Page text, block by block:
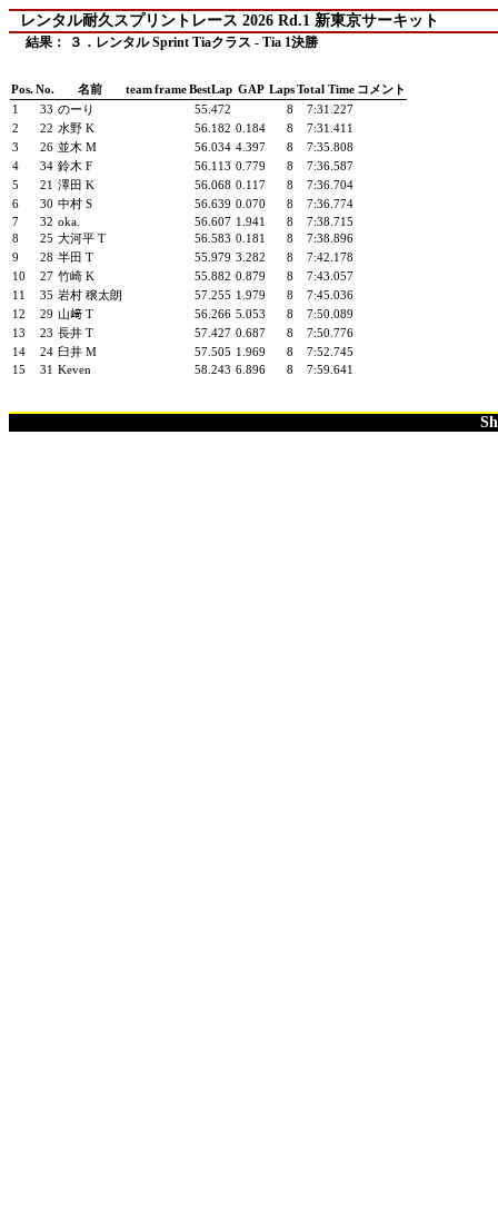
レンタル耐久スプリントレース 2026 Rd.1 新東京サーキット
結果： ３．レンタル Sprint Tiaクラス - Tia 1決勝
Pos.No. 名前 teamframeBestLap GAP LapsTotal Time コメント
1
33 のーり 55.472 8
7:31.227
2
22 水野 K 56.182 0.184 8
7:31.411
3
26 並木 M 56.034 4.397 8
7:35.808
4
34 鈴木 F 56.113 0.779 8
7:36.587
5
21 澤田 K 56.068 0.117 8
7:36.704
6
30 中村 S 56.639 0.070 8
7:36.774
7
32 oka. 56.607 1.941 8
7:38.715
8
25 大河平 T 56.583 0.181 8
7:38.896
9
28 半田 T 55.979 3.282 8
7:42.178
10
27 竹崎 K 55.882 0.879 8
7:43.057
11
35 岩村 穣太朗 57.255 1.979 8
7:45.036
12
29 山﨑 T 56.266 5.053 8
7:50.089
13
23 長井 T 57.427 0.687 8
7:50.776
14
24 臼井 M 57.505 1.969 8
7:52.745
15
31 Keven 58.243 6.896 8 7:59.641